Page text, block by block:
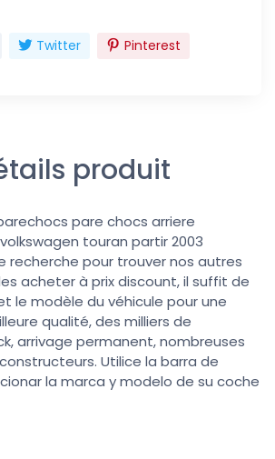
Twitter Pinterest
produit
pare chocs arriere
touran partir 2003
recherche pour trouver nos autres
acheter à prix discount, il suffit de
le modèle du véhicule pour une
qualité, des milliers de
arrivage permanent, nombreuses
Utilice la barra de
la marca y modelo de su coche